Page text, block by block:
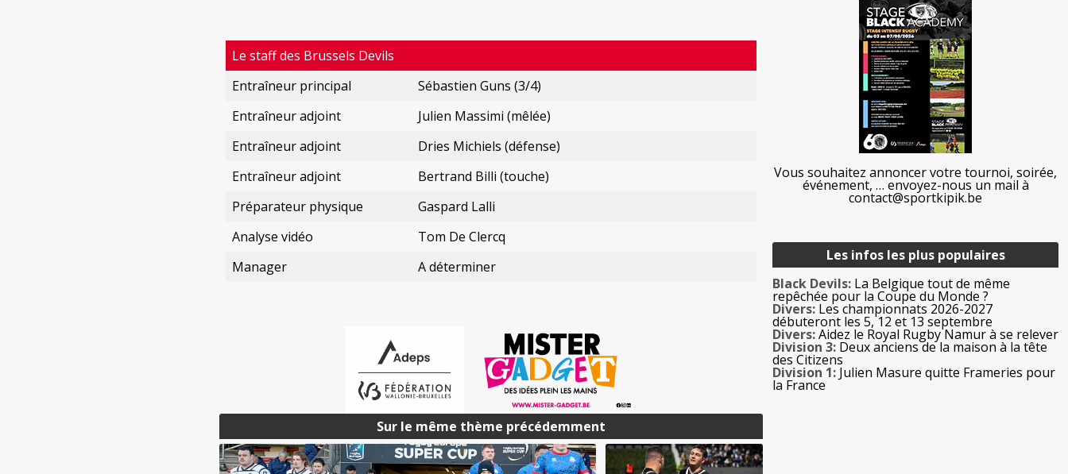
Le staff des Brussels Devils
Entraîneur principal
Sébastien Guns (3/4)
Entraîneur adjoint
Julien Massimi (mêlée)
Entraîneur adjoint
Dries Michiels (défense)
Entraîneur adjoint
Bertrand Billi (touche)
Préparateur physique
Gaspard Lalli
Analyse vidéo
Tom De Clercq
Manager
A déterminer
Sur le même thème précédemment
Vous souhaitez annoncer votre tournoi, soirée,
événement, … envoyez-nous un mail à
contact@sportkipik.be
Les infos les plus populaires
Black Devils: La Belgique tout de même
repêchée pour la Coupe du Monde ?
Divers: Les championnats 2026-2027
débuteront les 5, 12 et 13 septembre
Divers:Aidez le Royal Rugby Namur à se relever
Division 3: Deux anciens de la maison à la tête
des Citizens
Division 1: Julien Masure quitte Frameries pour
la France